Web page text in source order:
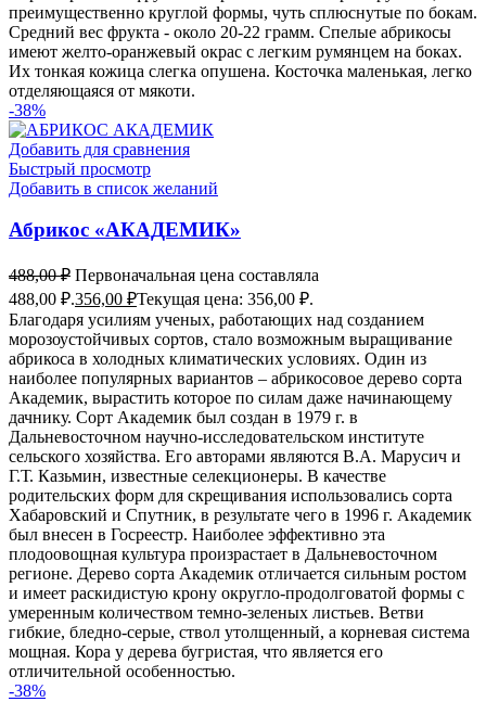
преимущественно круглой формы, чуть сплюснутые по бокам.
Средний вес фрукта - около 20-22 грамм. Спелые абрикосы
имеют желто-оранжевый окрас с легким румянцем на боках.
Их тонкая кожица слегка опушена. Косточка маленькая, легко
отделяющаяся от мякоти.
-38%
Добавить для сравнения
Быстрый просмотр
Добавить в список желаний
Абрикос «АКАДЕМИК»
488,00₽ Первоначальная цена составляла
488,00 ₽.356,00 ₽Текущая цена: 356,00 ₽.
Благодаря усилиям ученых, работающих над созданием
морозоустойчивых сортов, стало возможным выращивание
абрикоса в холодных климатических условиях. Один из
наиболее популярных вариантов – абрикосовое дерево сорта
Академик, вырастить которое по силам даже начинающему
дачнику. Сорт Академик был создан в 1979 г. в
Дальневосточном научно-исследовательском институте
сельского хозяйства. Его авторами являются В.А. Марусич и
Г.Т. Казьмин, известные селекционеры. В качестве
родительских форм для скрещивания использовались сорта
Хабаровский и Спутник, в результате чего в 1996 г. Академик
был внесен в Госреестр. Наиболее эффективно эта
плодоовощная культура произрастает в Дальневосточном
регионе. Дерево сорта Академик отличается сильным ростом
и имеет раскидистую крону округло-продолговатой формы с
умеренным количеством темно-зеленых листьев. Ветви
гибкие, бледно-серые, ствол утолщенный, а корневая система
мощная. Кора у дерева бугристая, что является его
отличительной особенностью.
-38%